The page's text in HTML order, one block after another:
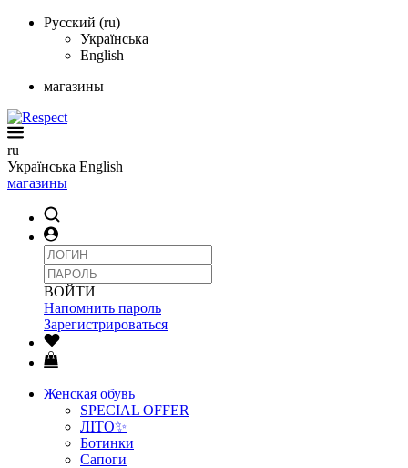
Русский (ru)
Українська
English
магазины
ru
Українська English
магазины
ВОЙТИ
Напомнить пароль
Зарегистрироваться
Женская обувь
SPECIAL OFFER
ЛІТО✨
Ботинки
Сапоги